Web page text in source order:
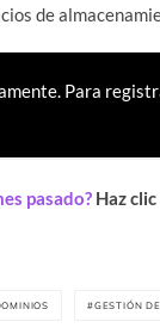
de
Para
pasado? Haz
GESTIÓN